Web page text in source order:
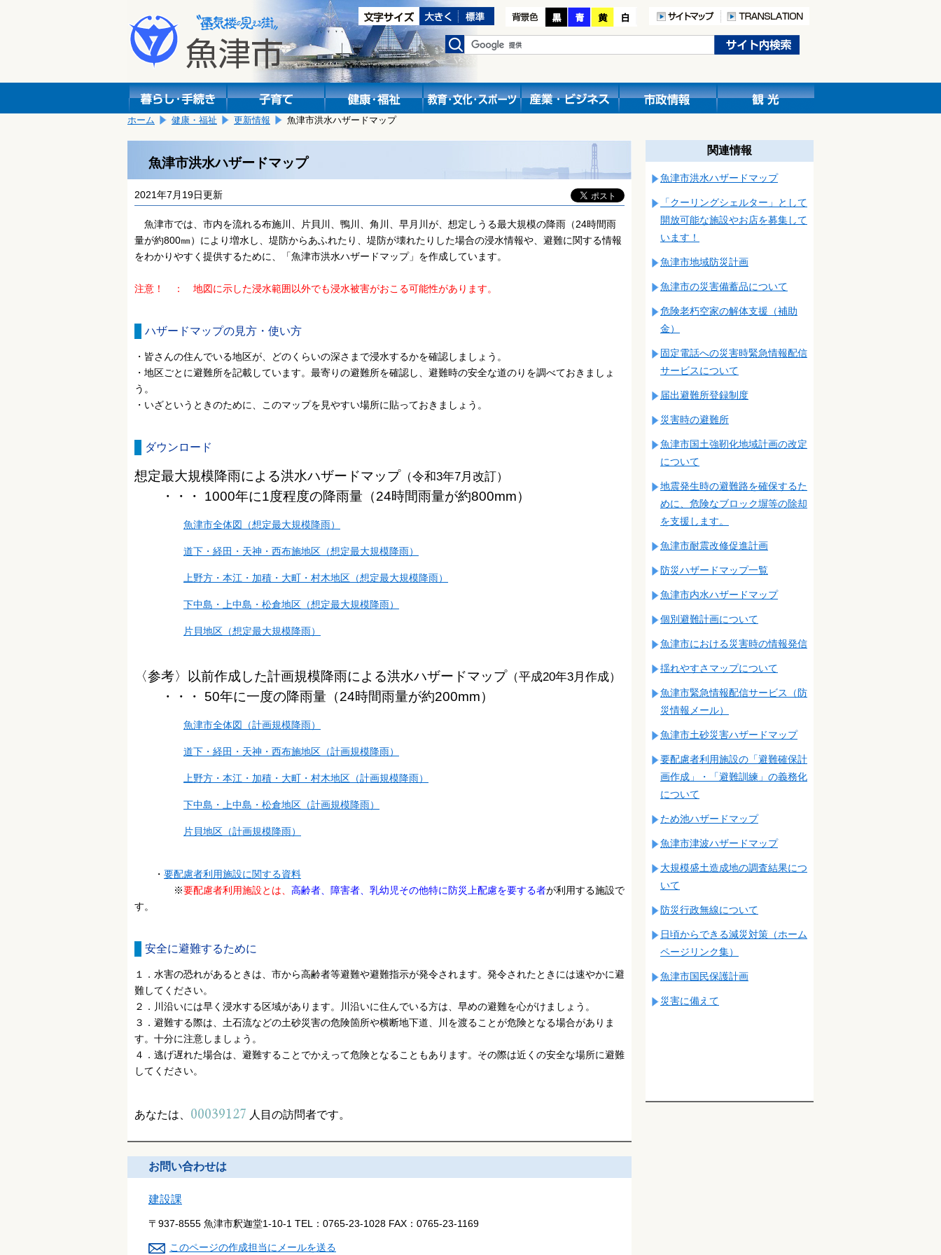
し
ホーム 健康・福祉 更新情報 魚津市洪水ハザードマップ
魚津市洪水ハザードマップ
2021年7月19日更新
魚津市では、市内を流れる布施川、片貝川、鴨川、角川、早月川が、想定しうる最大規模の降雨（24時間雨
量が約800㎜）により増水し、堤防からあふれたり、堤防が壊れたりした場合の浸水情報や、避難に関する情報
をわかりやすく提供するために、「魚津市洪水ハザードマップ」を作成しています。
注意！ ： 地図に示した浸水範囲以外でも浸水被害がおこる可能性があります。
ハザードマップの見方・使い方
・皆さんの住んでいる地区が、どのくらいの深さまで浸水するかを確認しましょう。
・地区ごとに避難所を記載しています。最寄りの避難所を確認し、避難時の安全な道のりを調べておきましょ
う。
・いざというときのために、このマップを見やすい場所に貼っておきましょう。
ダウンロード
想定最大規模降雨による洪水ハザードマップ （令和3年7月改訂）
・・・ 1000年に1度程度の降雨量（24時間雨量が約800mm）
魚津市全体図（想定最大規模降雨）
道下・経田・天神・西布施地区（想定最大規模降雨）
上野方・本江・加積・大町・村木地区（想定最大規模降雨）
下中島・上中島・松倉地区（想定最大規模降雨）
片貝地区（想定最大規模降雨）
〈参考〉以前作成した計画規模降雨による洪水ハザードマップ （平成20年3月作成）
・・・ 50年に一度の降雨量（24時間雨量が約200mm）
魚津市全体図（計画規模降雨）
道下・経田・天神・西布施地区（計画規模降雨）
上野方・本江・加積・大町・村木地区（計画規模降雨）
下中島・上中島・松倉地区（計画規模降雨）
片貝地区（計画規模降雨）
・ 要配慮者利用施設に関する資料
※要配慮者利用施設とは、 高齢者、障害者、乳幼児その他特に防災上配慮を要する者が利用する施設で
す。
安全に避難するために
１．水害の恐れがあるときは、市から高齢者等避難や避難指示が発令されます。発令されたときには速やかに避
難してください。
２．川沿いには早く浸水する区域があります。川沿いに住んでいる方は、早めの避難を心がけましょう。
３．避難する際は、土石流などの土砂災害の危険箇所や横断地下道、川を渡ることが危険となる場合がありま
す。十分に注意しましょう。
４．逃げ遅れた場合は、避難することでかえって危険となることもあります。その際は近くの安全な場所に避難
してください。
あなたは、 人目の訪問者です。
お問い合わせは
建設課
〒937-8555 魚津市釈迦堂1-10-1 TEL： 0765-23-1028 FAX： 0765-23-1169
このページの作成担当にメールを送る
関連情報
魚津市洪水ハザードマップ
「クーリングシェルター」として
開放可能な施設やお店を募集して
います！
魚津市地域防災計画
魚津市の災害備蓄品について
危険老朽空家の解体支援（補助
金）
固定電話への災害時緊急情報配信
サービスについて
届出避難所登録制度
災害時の避難所
魚津市国土強靭化地域計画の改定
について
地震発生時の避難路を確保するた
めに、危険なブロック塀等の除却
を支援します。
魚津市耐震改修促進計画
防災ハザードマップ一覧
魚津市内水ハザードマップ
個別避難計画について
魚津市における災害時の情報発信
揺れやすさマップについて
魚津市緊急情報配信サービス（防
災情報メール）
魚津市土砂災害ハザードマップ
要配慮者利用施設の「避難確保計
画作成」・「避難訓練」の義務化
について
ため池ハザードマップ
魚津市津波ハザードマップ
大規模盛土造成地の調査結果につ
いて
防災行政無線について
日頃からできる減災対策（ホーム
ページリンク集）
魚津市国民保護計画
災害に備えて